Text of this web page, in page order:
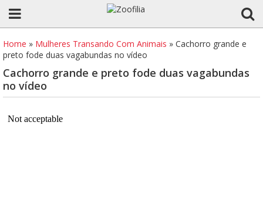
Home » Mulheres Transando Com Animais » Cachorro grande e
preto fode duas vagabundas no vídeo
Cachorro grande e preto fode duas vagabundas
no vídeo